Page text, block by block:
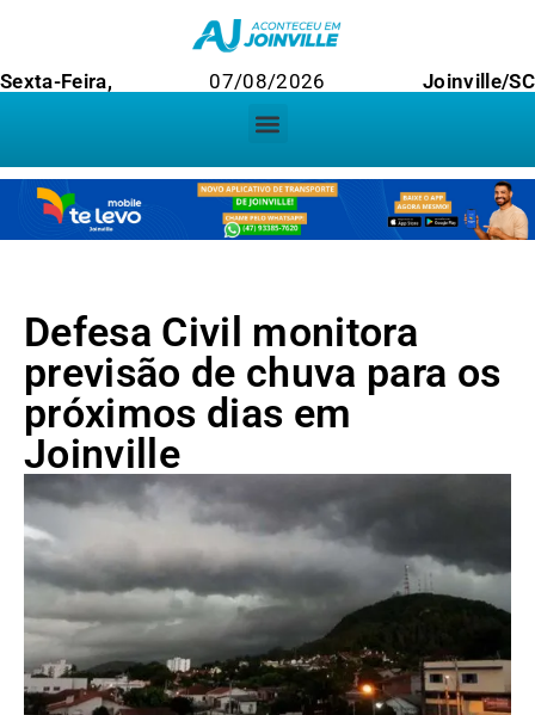
Sexta-Feira, 07/08/2026 Joinville/SC
Defesa Civil monitora
previsão de chuva para os
próximos dias em
Joinville